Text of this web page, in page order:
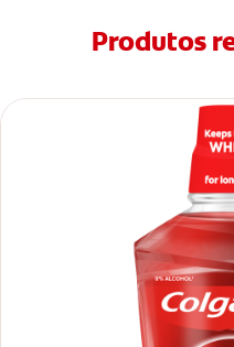
Produtos